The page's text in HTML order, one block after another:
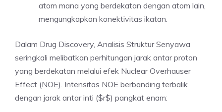
atom mana yang berdekatan dengan atom lain,
mengungkapkan konektivitas ikatan.
Dalam Drug Discovery, Analisis Struktur Senyawa
seringkali melibatkan perhitungan jarak antar proton
yang berdekatan melalui efek Nuclear Overhauser
Effect (NOE). Intensitas NOE berbanding terbalik
dengan jarak antar inti ($r$) pangkat enam: